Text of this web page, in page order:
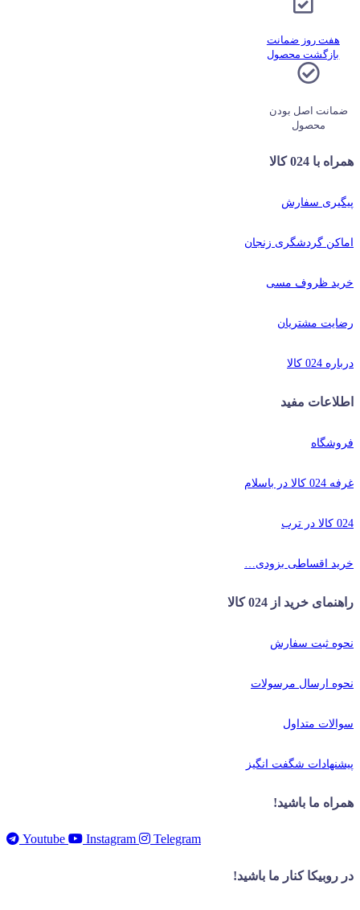
هفت روز ضمانت
بازگشت محصول
ضمانت اصل بودن
محصول
همراه با 024 کالا
پیگیری سفارش
اماکن گردشگری زنجان
خرید ظروف مسی
رضایت مشتریان
درباره 024 کالا
اطلاعات مفید
فروشگاه
غرفه 024 کالا در باسلام
024 کالا در ترب
خرید اقساطی بزودی…
راهنمای خرید از 024 کالا
نحوه ثبت سفارش
نحوه ارسال مرسولات
سوالات متداول
پیشنهادات شگفت انگیز
همراه ما باشید!
Youtube Instagram Telegram
در روبیکا کنار ما باشید!